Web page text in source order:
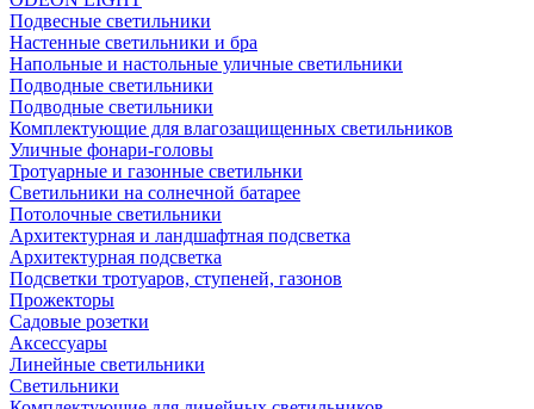
Подвесные светильники
Настенные светильники и бра
Напольные и настольные уличные светильники
Подводные светильники
Подводные светильники
Комплектующие для влагозащищенных светильников
Уличные фонари-головы
Тротуарные и газонные светильнки
Светильники на солнечной батарее
Потолочные светильники
Архитектурная и ландшафтная подсветка
Архитектурная подсветка
Подсветки тротуаров, ступеней, газонов
Прожекторы
Садовые розетки
Аксессуары
Линейные светильники
Светильники